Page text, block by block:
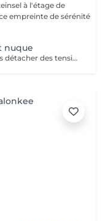
à l'étage de
empreinte de sérénité
nuque
Un instant de pause essentiel pour vous détacher des tensions accumulées. Huile chaude aromatique.